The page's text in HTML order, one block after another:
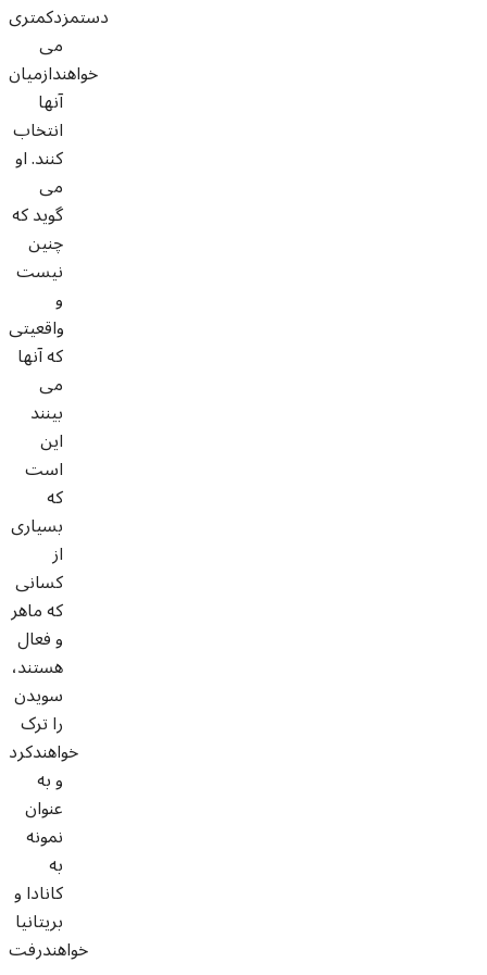
دستمزدکمتری
می
خواهندازمیان
آنها
انتخاب
کنند. او
می
گوید که
چنین
نیست
و
واقعیتی
که آنها
می
بینند
این
است
که
بسیاری
از
کسانی
که ماهر
و فعال
هستند،
سويدن
را ترک
خواهندکرد
و به
عنوان
نمونه
به
کانادا و
بریتانیا
خواهندرفت